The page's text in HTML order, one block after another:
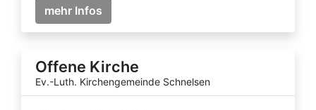
mehr Infos
Offene Kirche
Ev.-Luth. Kirchengemeinde Schnelsen